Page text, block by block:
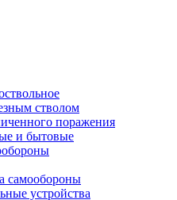
стволом
поражения
и бытовые
самообороны
устройства